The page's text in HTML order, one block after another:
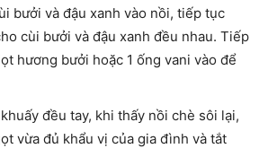
bưởi và đậu xanh vào nồi, tiếp tục
cùi bưởi và đậu xanh đều nhau. Tiếp
hương bưởi hoặc 1 ống vani vào để
đều tay, khi thấy nồi chè sôi lại,
vừa đủ khẩu vị của gia đình và tắt